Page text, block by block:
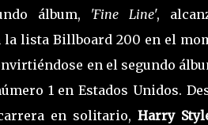
álbum, 'Fine Line',
lista Billboard 200 en el
en el segundo
1 en Estados Unidos.
en solitario,Harry